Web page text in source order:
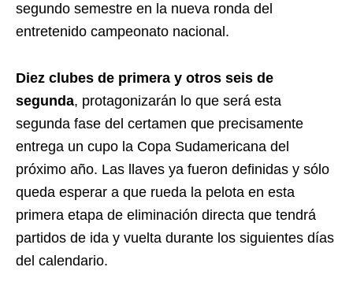
segundo semestre en la nueva ronda del
entretenido campeonato nacional.
Diez clubes de primera y otros seis de
segunda, protagonizarán lo que será esta
segunda fase del certamen que precisamente
entrega un cupo la Copa Sudamericana del
próximo año. Las llaves ya fueron definidas y sólo
queda esperar a que rueda la pelota en esta
primera etapa de eliminación directa que tendrá
partidos de ida y vuelta durante los siguientes días
del calendario.